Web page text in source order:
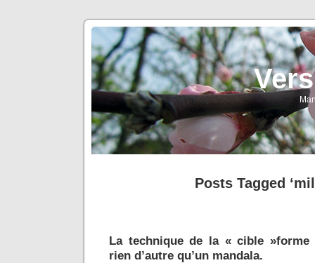
Posts Tagged
La technique de la « cible »forme
rien d’autre qu’un mandala.